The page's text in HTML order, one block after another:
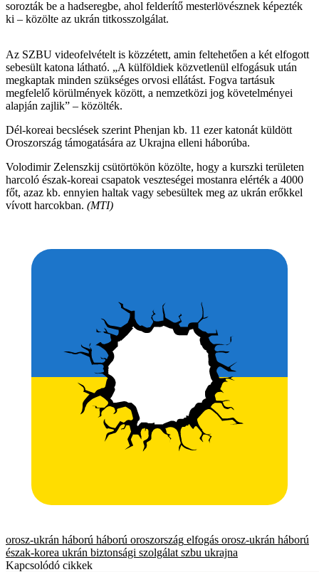
sorozták be a hadseregbe, ahol felderítő mesterlövésznek képezték
ki – közölte az ukrán titkosszolgálat.
Az SZBU videofelvételt is közzétett, amin feltehetően a két elfogott
sebesült katona látható. „A külföldiek közvetlenül elfogásuk után
megkaptak minden szükséges orvosi ellátást. Fogva tartásuk
megfelelő körülmények között, a nemzetközi jog követelményei
alapján zajlik” – közölték.
Dél-koreai becslések szerint Phenjan kb. 11 ezer katonát küldött
Oroszország támogatására az Ukrajna elleni háborúba.
Volodimir Zelenszkij csütörtökön közölte, hogy a kurszki területen
harcoló észak-koreai csapatok veszteségei mostanra elérték a 4000
főt, azaz kb. ennyien haltak vagy sebesültek meg az ukrán erőkkel
vívott harcokban. (MTI)
orosz-ukrán háború háború oroszország elfogás orosz-ukrán háború
észak-korea ukrán biztonsági szolgálat szbu ukrajna
Kapcsolódó cikkek